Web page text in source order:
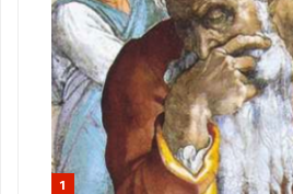
1